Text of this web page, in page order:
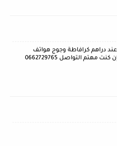
عند دراهم كرافاطة وجوج هواتف
نوكيا قدامين وعدة عملات نقدية إن كنت مهتم التواصل 0662729765